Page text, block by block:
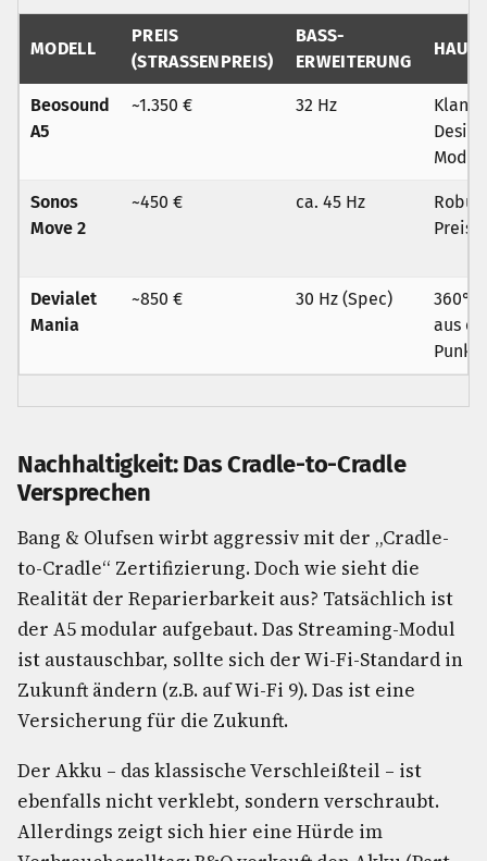
MODELL
PREIS
(STRASSENPREIS)
BASS-
ERWEITERUNG
Beosound
A5
~1.350 € 32 Hz
Sonos
Move 2
~450 € ca. 45 Hz
Preis-
Devialet
Mania
~850 € 30 Hz (Spec)
360°
aus
Punkt
Nachhaltigkeit: Das Cradle-to-Cradle
Versprechen
Bang & Olufsen wirbt aggressiv mit der „Cradle-
to-Cradle“ Zertifizierung. Doch wie sieht die
Realität der Reparierbarkeit aus? Tatsächlich ist
der A5 modular aufgebaut. Das Streaming-Modul
ist austauschbar, sollte sich der Wi-Fi-Standard in
Zukunft ändern (z.B. auf Wi-Fi 9). Das ist eine
Versicherung für die Zukunft.
Der Akku – das klassische Verschleißteil – ist
ebenfalls nicht verklebt, sondern verschraubt.
Allerdings zeigt sich hier eine Hürde im